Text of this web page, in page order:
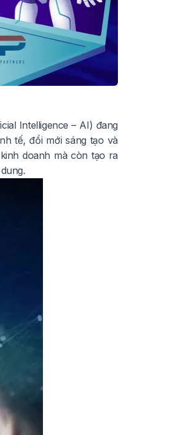
Intelligence – AI) đang
tế, đổi mới sáng tạo và
doanh mà còn tạo ra